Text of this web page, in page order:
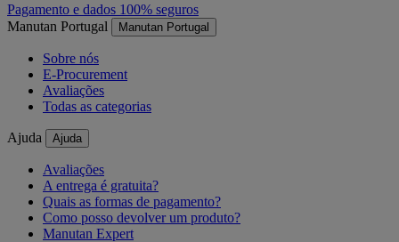
Pagamento e dados 100% seguros
Manutan Portugal
Manutan Portugal
Sobre nós
E-Procurement
Avaliações
Todas as categorias
Ajuda Ajuda
Avaliações
A entrega é gratuita?
Quais as formas de pagamento?
Como posso devolver um produto?
Manutan Expert